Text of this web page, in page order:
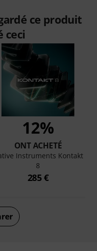
ce produit
ceci
12%
ONT ACHETÉ
Instruments Kontakt
8
285 €